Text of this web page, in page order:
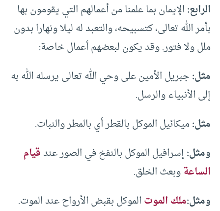
الرابع:الإيمان بما علمنا من أعمالهم التي يقومون بها
بأمر الله تعالى، كتسبيحه، والتعبد له ليلا ونهارا بدون
ملل ولا فتور. وقد يكون لبعضهم أعمال خاصة:
مثل:جبريل الأمين على وحي الله تعالى يرسله الله به
إلى الأنبياء والرسل.
مثل:ميكائيل الموكل بالقطر أي بالمطر والنبات.
ومثل:إسرافيل الموكل بالنفخ في الصور عندقيام
الساعةوبعث الخلق.
ومثل:ملك الموتالموكل بقبض الأرواح عند الموت.